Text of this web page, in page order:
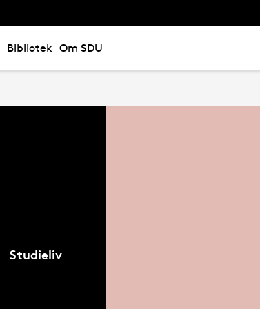
Bibliotek Om SDU
Studieliv